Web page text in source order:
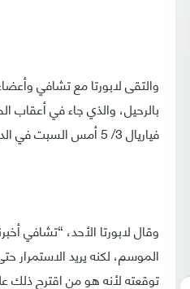
والتقى لابورتا مع تشافي
بالرحيل، والذي جاء في أعقاب
فياريال 3/ 5 أمس السبت في الدوري الإسباني.
وقال لابورتا الأحد، “تشافي
الموسم، لكنه يريد الاستمرار
توقعته لأنه هو من اقترح ذلك